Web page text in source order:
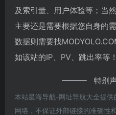
及索引量、用户体验等；当
主要还是需要根据您自身的
数据则需要找
如该站的IP、PV、跳出率等！
特别
本站星海导航-网址导航大全提
网络，不保证外部链接的准确性